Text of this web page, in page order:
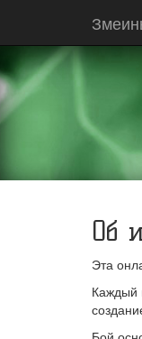
Об
Эта
Каждый